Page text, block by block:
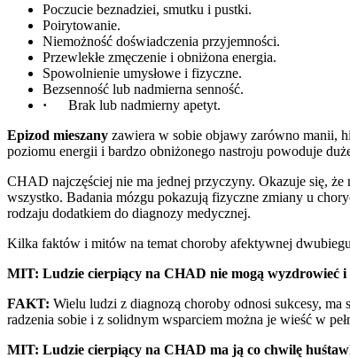
Poczucie beznadziei, smutku i pustki.
Poirytowanie.
Niemożność doświadczenia przyjemności.
Przewlekłe zmęczenie i obniżona energia.
Spowolnienie umysłowe i fizyczne.
Bezsenność lub nadmierna senność.
· Brak lub nadmierny apetyt.
Epizod mieszany zawiera w sobie objawy zarówno manii,
poziomu energii i bardzo obniżonego nastroju powoduje
CHAD najczęściej nie ma jednej przyczyny. Okazuje się,
wszystko. Badania mózgu pokazują fizyczne zmiany u
rodzaju dodatkiem do diagnozy medycznej.
Kilka faktów i mitów na temat choroby afektywnej
MIT: Ludzie cierpiący na CHAD nie mogą wyzdrowieć i
FAKT: Wielu ludzi z diagnozą choroby odnosi sukcesy,
radzenia sobie i z solidnym wsparciem można je wieść w
MIT: Ludzie cierpiący na CHAD ma ją co chwilę